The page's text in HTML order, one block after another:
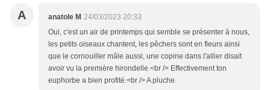
A anatole M 24/03/2023 20:33
Oui, c'est un air de printemps qui semble se présenter à nous,
les petits oiseaux chantent, les pêchers sont en fleurs ainsi
que le cornouiller mâle aussi, une copine dans l'allier disait
avoir vu la première hirondelle.<br /> Effectivement ton
euphorbe a bien profité.<br /> A pluche.